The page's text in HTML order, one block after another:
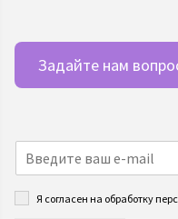
Задайте нам
Я согласен на обработку